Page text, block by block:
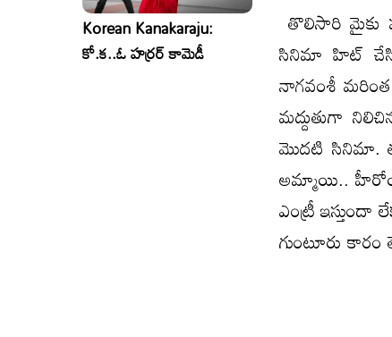
Korean Kanakaraju:
కో.క..ఓ హర్రర్ కామెడీ
తొలిసారి మైకు
సినిమా హిట్
నాగవంశీ మరింత
మద్దుతుగా
మొదటి సినిమా.
అమ్మాయి..
ఎంట్రీ
గుంటూరు కారం